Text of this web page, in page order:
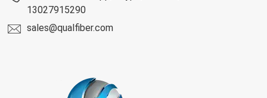
13027915290
sales@qualfiber.com